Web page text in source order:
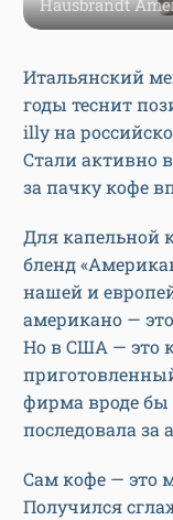
Hausbrandt
Итальянский
годы теснит
illy на
Стали активно
за пачку кофе
Для капельной
бленд
нашей и
американо —
Но в США — это
фирма вроде бы
последовала за
Сам кофе — это
Получился